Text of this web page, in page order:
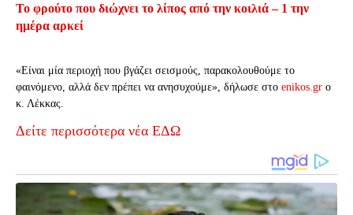
Το φρούτο που διώχνει το λίπος από την κοιλιά – 1 την
ημέρα αρκεί
«Είναι μία περιοχή που βγάζει σεισμούς, παρακολουθούμε το
φαινόμενο, αλλά δεν πρέπει να ανησυχούμε», δήλωσε στο enikos.gr ο
κ. Λέκκας.
Δείτε περισσότερα νέα ΕΔΩ